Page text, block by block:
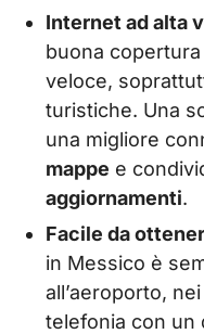
Internet ad alta
buona
veloce,
turistiche. Una
una migliore
mappe e
aggiornamenti.
Facile da
in Messico è
all’aeroporto,
telefonia con un